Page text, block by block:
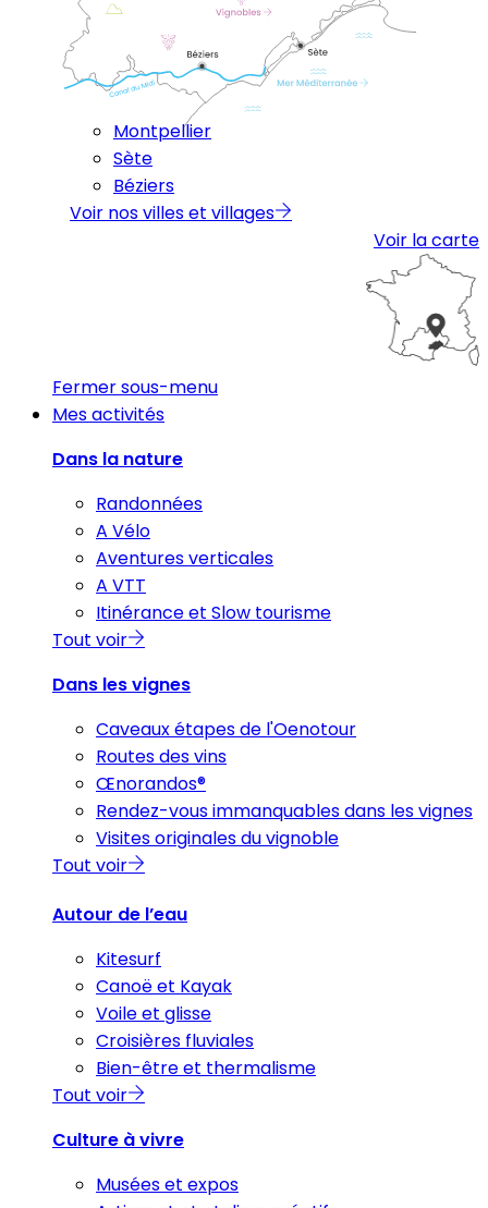
Montpellier
Sète
Béziers
Voir nos villes et villages
Voir la carte
Fermer sous-menu
Mes activités
Dans la nature
Randonnées
A Vélo
Aventures verticales
A VTT
Itinérance et Slow tourisme
Tout voir
Dans les vignes
Caveaux étapes de l'Oenotour
Routes des vins
Œnorandos®
Rendez-vous immanquables dans les vignes
Visites originales du vignoble
Tout voir
Autour de l’eau
Kitesurf
Canoë et Kayak
Voile et glisse
Croisières fluviales
Bien-être et thermalisme
Tout voir
Culture à vivre
Musées et expos